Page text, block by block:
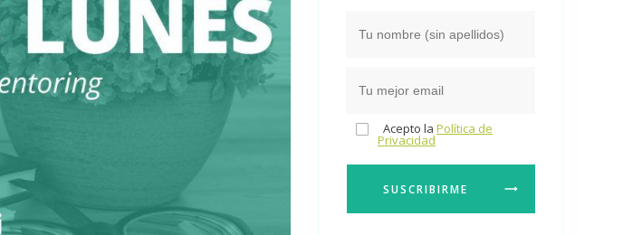
Acepto la Política de
Privacidad
SUSCRIBIRME